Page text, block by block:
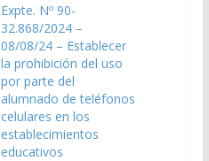
Expte. Nº 90-
32.868/2024 –
08/08/24 – Establecer
la prohibición del uso
por parte del
alumnado de teléfonos
celulares en los
establecimientos
educativos